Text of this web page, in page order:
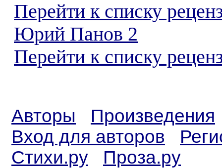
Перейти к списку
Юрий Панов 2
Перейти к списку
Авторы
Произведения
Вход для авторов
Стихи.ру
Проза.ру